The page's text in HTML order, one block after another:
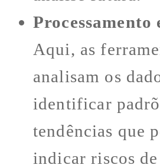
Processamento
Aqui, as
analisam os
identificar
tendências que
indicar riscos de